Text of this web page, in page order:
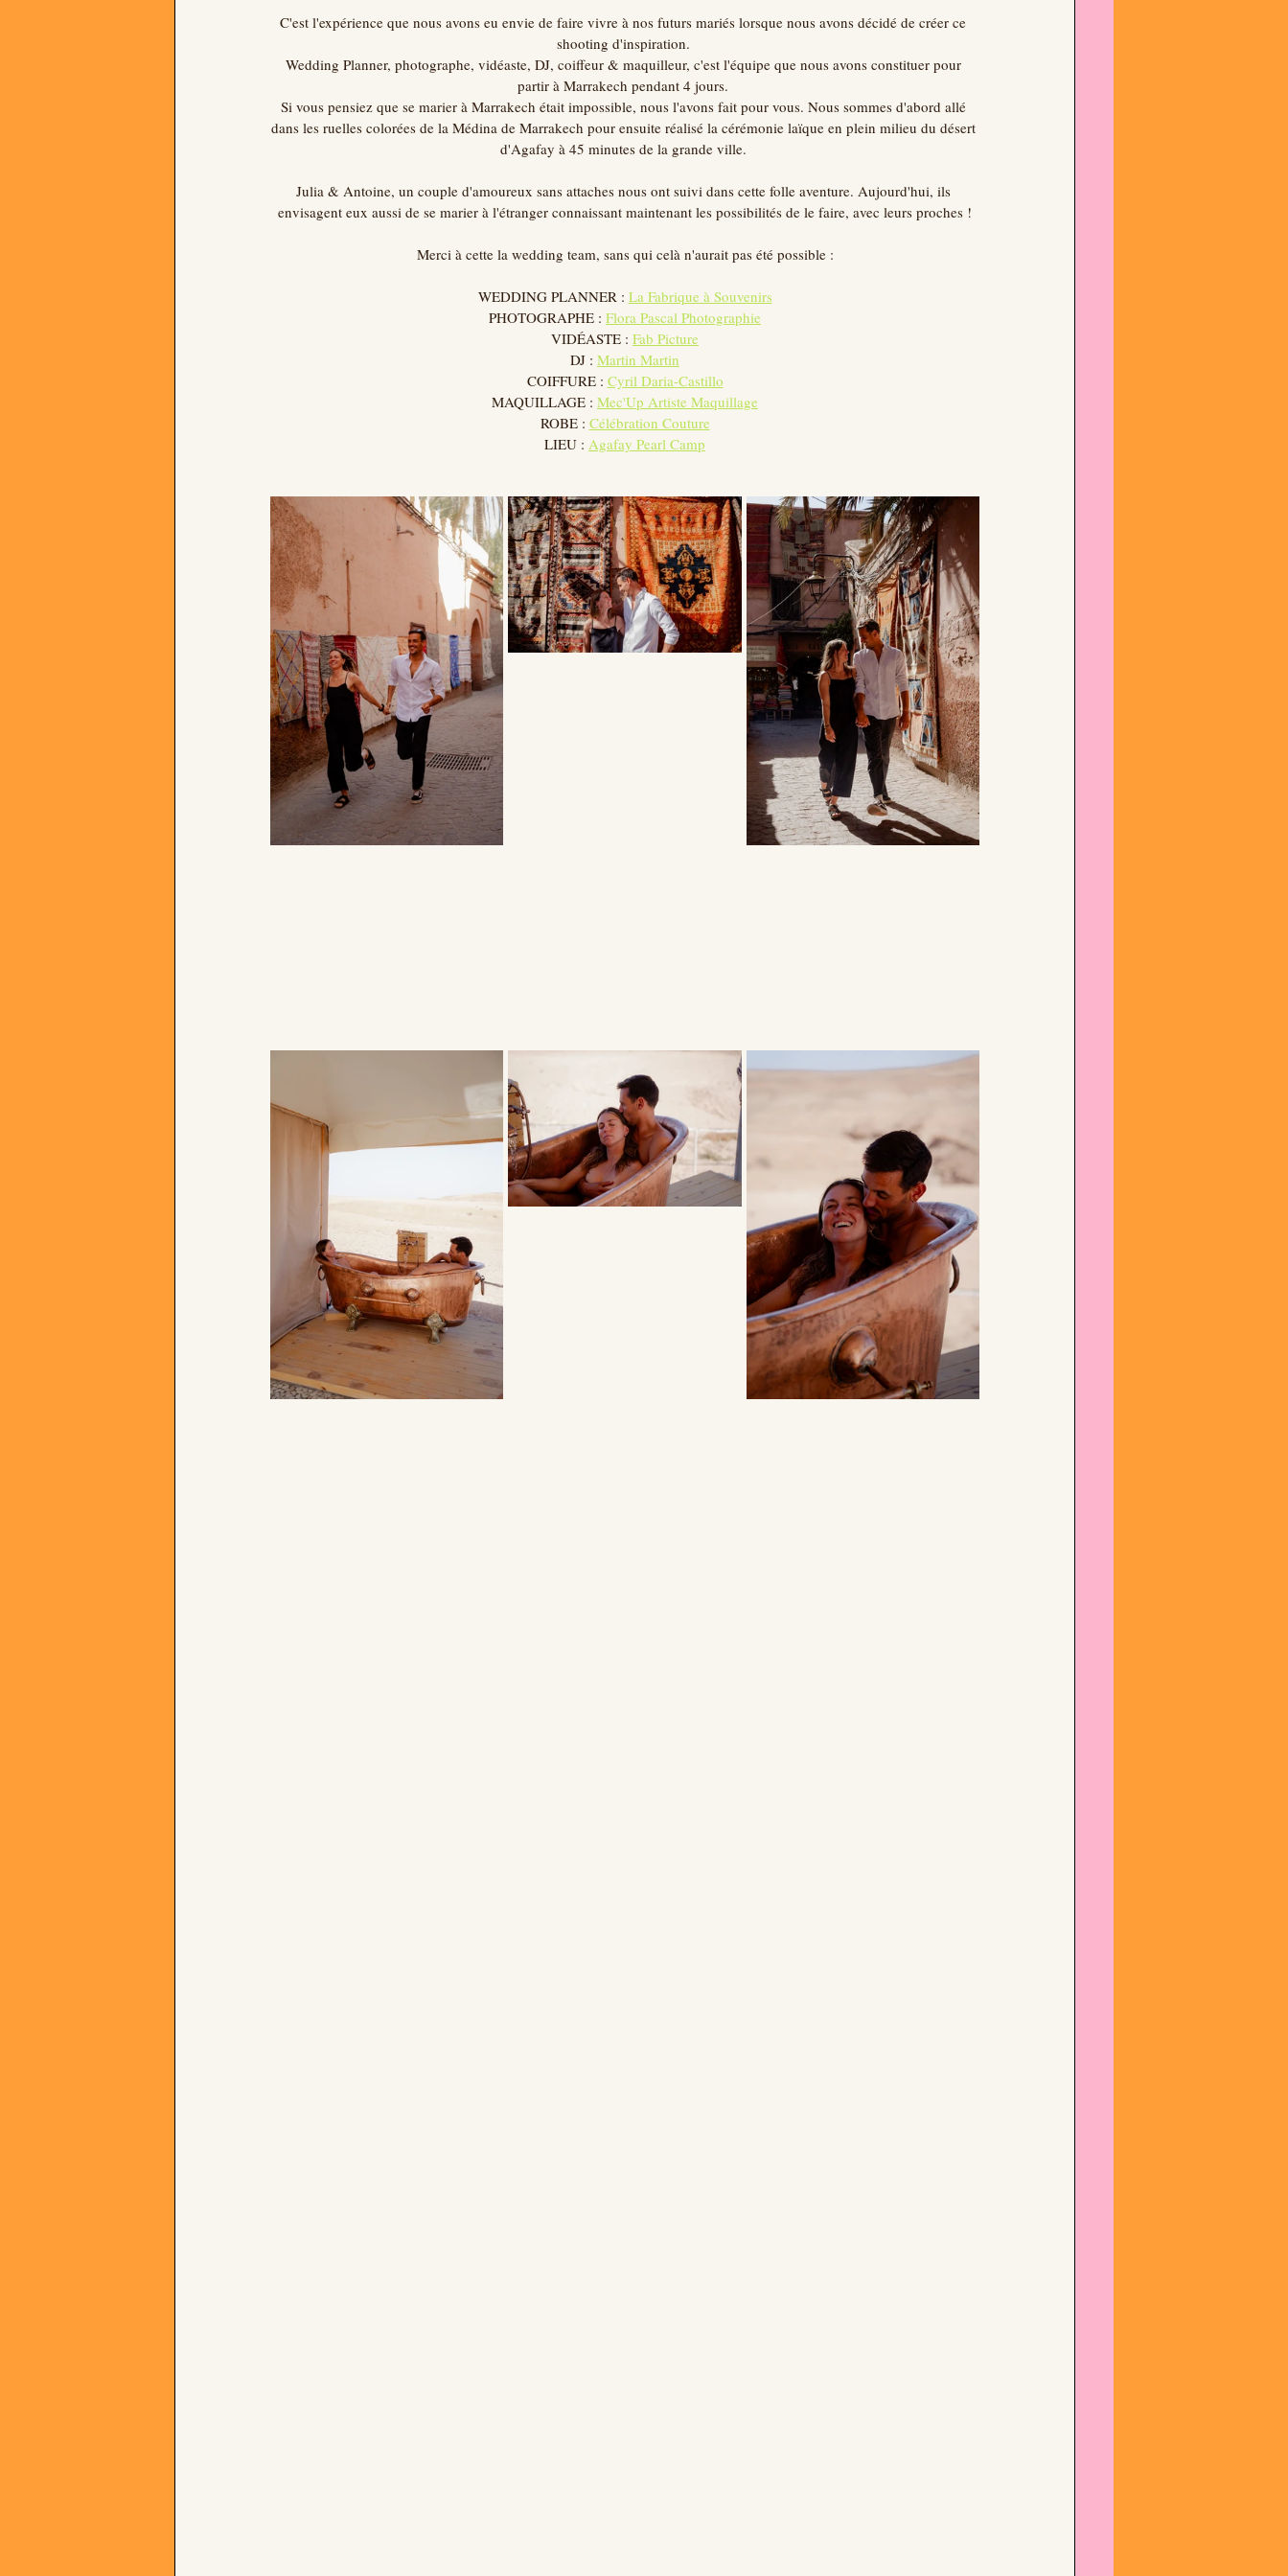
C'est l'expérience que nous avons eu envie de faire vivre à nos futurs mariés lorsque nous avons décidé de créer ce
shooting d'inspiration.
Wedding Planner, photographe, vidéaste, DJ, coiffeur & maquilleur, c'est l'équipe que nous avons constituer pour
partir à Marrakech pendant 4 jours.
Si vous pensiez que se marier à Marrakech était impossible, nous l'avons fait pour vous. Nous sommes d'abord allé
dans les ruelles colorées de la Médina de Marrakech pour ensuite réalisé la cérémonie laïque en plein milieu du désert
d'Agafay à 45 minutes de la grande ville.
Julia & Antoine, un couple d'amoureux sans attaches nous ont suivi dans cette folle aventure. Aujourd'hui, ils
envisagent eux aussi de se marier à l'étranger connaissant maintenant les possibilités de le faire, avec leurs proches !
Merci à cette la wedding team, sans qui celà n'aurait pas été possible :
WEDDING PLANNER : La Fabrique à Souvenirs
PHOTOGRAPHE : Flora Pascal Photographie
VIDÉASTE : Fab Picture
DJ : Martin Martin
COIFFURE : Cyril Daria-Castillo
MAQUILLAGE : Mec'Up Artiste Maquillage
ROBE : Célébration Couture
LIEU : Agafay Pearl Camp